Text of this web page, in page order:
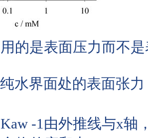
的是表面压力而不
水界面处的表面张
-1由外推线与x轴